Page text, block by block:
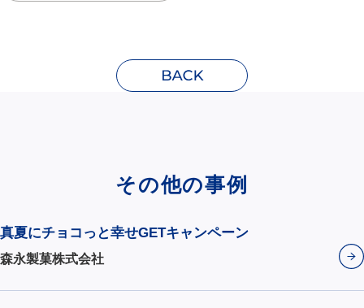
その他の事例
真夏にチョコっと幸せGETキャンペーン
森永製菓株式会社